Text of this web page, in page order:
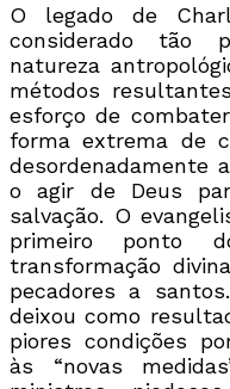
O legado de
considerado tão
natureza
métodos
esforço de
forma extrema de
desordenadamente
o agir de Deus
salvação. O
primeiro ponto
transformação
pecadores a
deixou como
piores condições
às “novas